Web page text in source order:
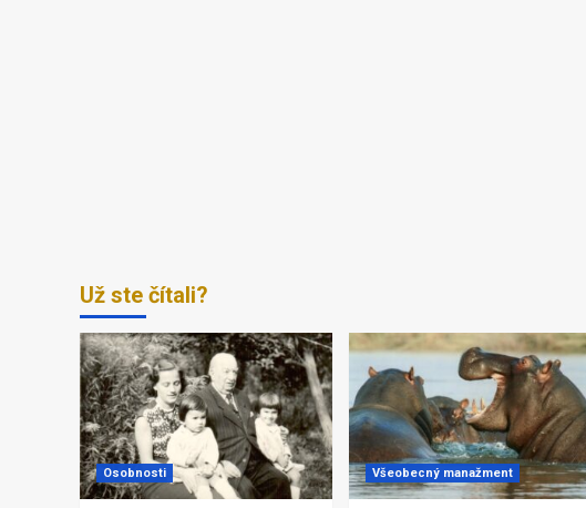
Už ste čítali?
Osobnosti Všeobecný manažment